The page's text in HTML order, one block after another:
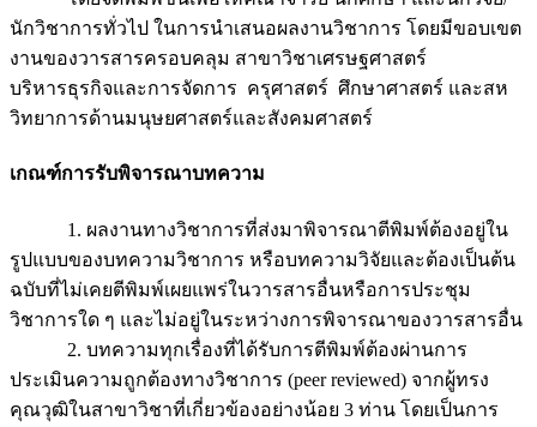
นักวิชาการทั่วไป ในการนำเสนอผลงานวิชาการ โดยมีขอบเขต
งานของวารสารครอบคลุม สาขาวิชาเศรษฐศาสตร์
บริหารธุรกิจและการจัดการ ครุศาสตร์ ศึกษาศาสตร์ และสห
วิทยาการด้านมนุษยศาสตร์และสังคมศาสตร์
เกณฑ์การรับพิจารณาบทความ
1. ผลงานทางวิชาการที่ส่งมาพิจารณาตีพิมพ์ต้องอยู่ใน
รูปแบบของบทความวิชาการ หรือบทความวิจัยและต้องเป็นต้น
ฉบับที่ไม่เคยตีพิมพ์เผยแพร่ในวารสารอื่นหรือการประชุม
วิชาการใด ๆ และไม่อยู่ในระหว่างการพิจารณาของวารสารอื่น
2. บทความทุกเรื่องที่ได้รับการตีพิมพ์ต้องผ่านการ
ประเมินความถูกต้องทางวิชาการ (peer reviewed) จากผู้ทรง
คุณวุฒิในสาขาวิชาที่เกี่ยวข้องอย่างน้อย 3 ท่าน โดยเป็นการ